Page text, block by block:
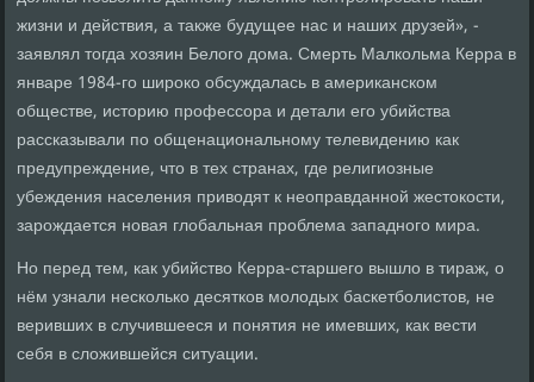
жизни и действия, а также будущее нас и наших друзей», -
заявлял тогда хозяин Белого дома. Смерть Малкольма Керра в
январе 1984-го широко обсуждалась в американском
обществе, историю профессора и детали его убийства
рассказывали по общенациональному телевидению как
предупреждение, что в тех странах, где религиозные
убеждения населения приводят к неоправданной жестокости,
зарождается новая глобальная проблема западного мира.
Но перед тем, как убийство Керра-старшего вышло в тираж, о
нём узнали несколько десятков молодых баскетболистов, не
веривших в случившееся и понятия не имевших, как вести
себя в сложившейся ситуации.